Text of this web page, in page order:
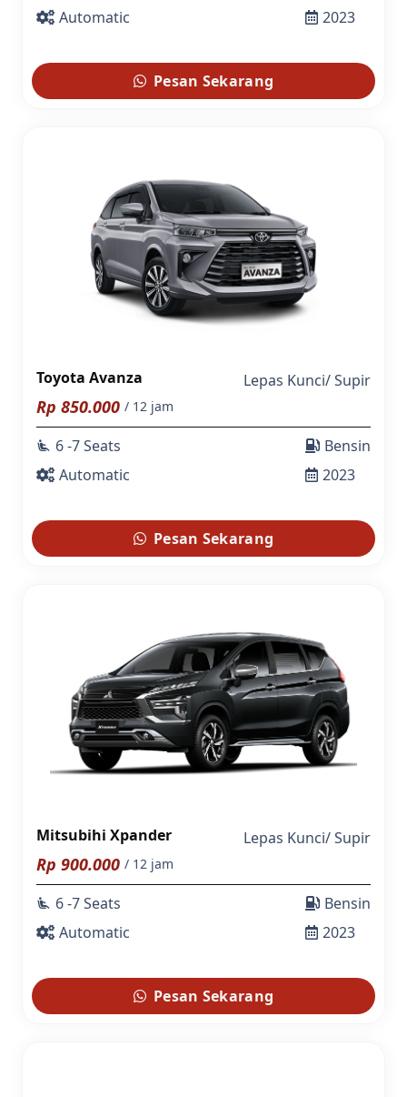
Automatic
2023
Pesan Sekarang
Toyota Avanza Lepas Kunci/Supir
Rp 850.000 / 12 jam
airline_seat_recline_extra 6 -7 Seats
Automatic
Bensin
2023
Pesan Sekarang
Mitsubihi Xpander Lepas Kunci/Supir
Rp 900.000 / 12 jam
airline_seat_recline_extra 6 -7 Seats
Automatic
Bensin
2023
Pesan Sekarang